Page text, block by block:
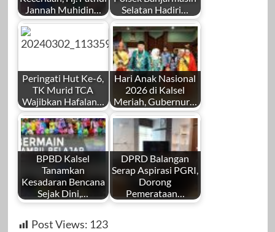
Jannah Muhidin…
Selatan Hadiri…
Peringati Hut Ke-6,
TK Murid TCA
Wajibkan Hafalan…
Hari Anak Nasional
2026 di Kalsel
Meriah, Gubernur…
BPBD Kalsel
Tanamkan
Kesadaran Bencana
Sejak Dini,…
DPRD Balangan
Serap Aspirasi PGRI,
Dorong
Pemerataan…
Post Views: 123